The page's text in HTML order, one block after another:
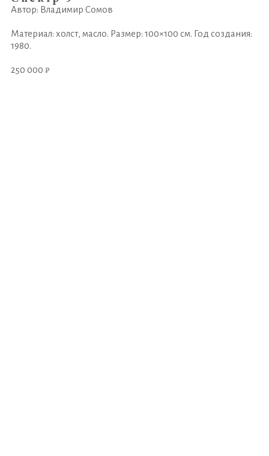
Автор: Владимир Сомов
Материал: холст, масло. Размер: 100×100 см. Год создания:
1980.
250 000 ₽